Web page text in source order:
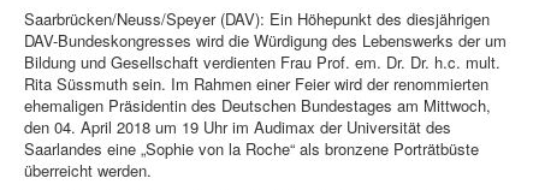
Saarbrücken/Neuss/Speyer (DAV): Ein Höhepunkt des diesjährigen
DAV-Bundeskongresses wird die Würdigung des Lebenswerks der um
Bildung und Gesellschaft verdienten Frau Prof. em. Dr. Dr. h.c. mult.
Rita Süssmuth sein. Im Rahmen einer Feier wird der renommierten
ehemaligen Präsidentin des Deutschen Bundestages am Mittwoch,
den 04. April 2018 um 19 Uhr im Audimax der Universität des
Saarlandes eine „Sophie von la Roche“ als bronzene Porträtbüste
überreicht werden.